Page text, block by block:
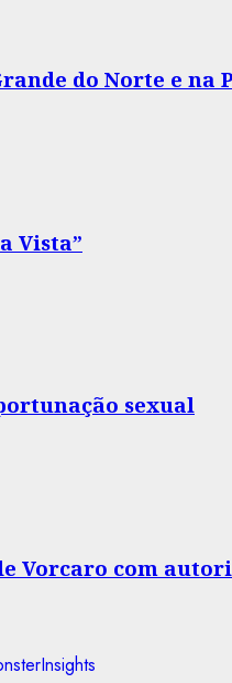
do Norte e na
Vista”
sexual
Vorcaro com